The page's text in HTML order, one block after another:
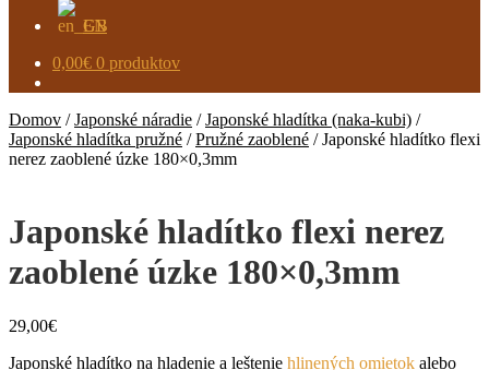
EN
0,00€ 0 produktov
Domov /Japonské náradie /Japonské hladítka (naka-kubi) /
Japonské hladítka pružné /Pružné zaoblené /Japonské hladítko flexi
nerez zaoblené úzke 180×0,3mm
Japonské hladítko flexi nerez
zaoblené úzke 180×0,3mm
29,00€
Japonské hladítko na hladenie a leštenie hlinených omietok alebo